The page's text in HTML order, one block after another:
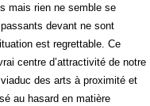
mais rien ne semble se
devant ne sont
est regrettable. Ce
centre d’attractivité de notre
des arts à proximité et
au hasard en matière